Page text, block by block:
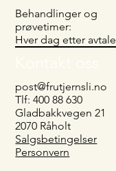
post@frutjernsli.no
Tlf: 400 88 630
Gladbakkvegen 21
2070 Råholt
Salgsbetingelser
Personvern
Behandlinger og
prøvetimer:
Hver dag etter avtale